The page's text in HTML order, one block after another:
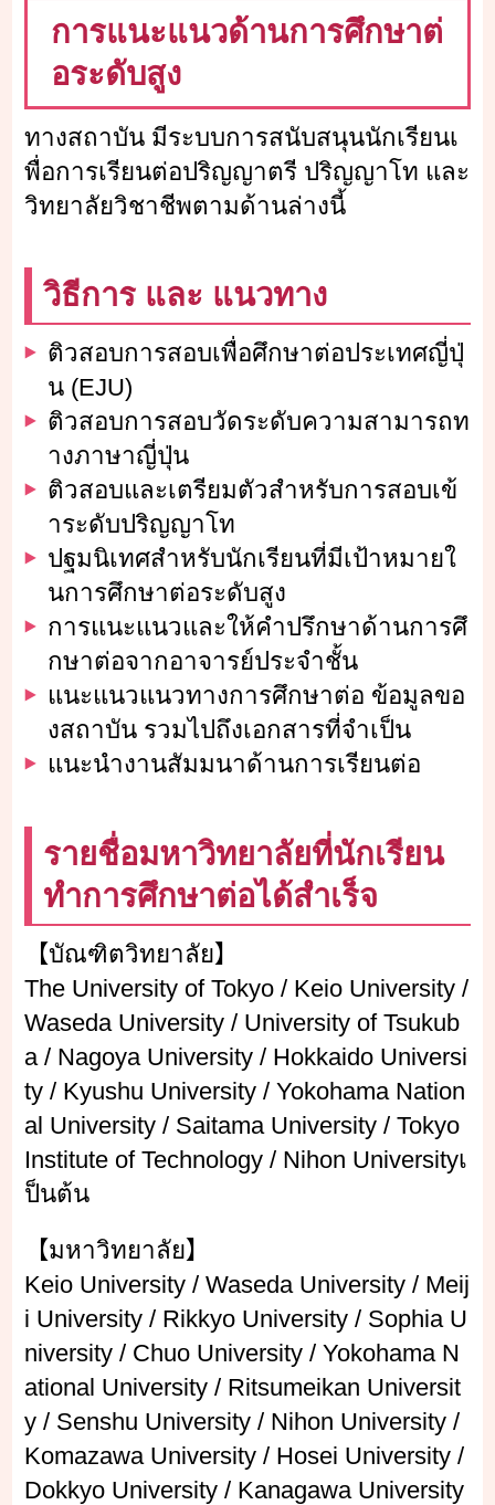
การแนะแนวด้านการศึกษาต่
อระดับสูง
ทางสถาบัน มีระบบการสนับสนุนนักเรียนเ
พื่อการเรียนต่อปริญญาตรี ปริญญาโท และ
วิทยาลัยวิชาชีพตามด้านล่างนี้
วิธีการ และ แนวทาง
ติวสอบการสอบเพื่อศึกษาต่อประเทศญี่ปุ่
น (EJU)
ติวสอบการสอบวัดระดับความสามารถท
างภาษาญี่ปุ่น
ติวสอบและเตรียมตัวสำหรับการสอบเข้
าระดับปริญญาโท
ปฐมนิเทศสำหรับนักเรียนที่มีเป้าหมายใ
นการศึกษาต่อระดับสูง
การแนะแนวและให้คำปรึกษาด้านการศึ
กษาต่อจากอาจารย์ประจำชั้น
แนะแนวแนวทางการศึกษาต่อ ข้อมูลขอ
งสถาบัน รวมไปถึงเอกสารที่จำเป็น
แนะนำงานสัมมนาด้านการเรียนต่อ
รายชื่อมหาวิทยาลัยที่นักเรียน
ทำการศึกษาต่อได้สำเร็จ
【บัณฑิตวิทยาลัย】
The University of Tokyo / Keio University /
Waseda University / University of Tsukub
a / Nagoya University / Hokkaido Universi
ty / Kyushu University / Yokohama Nation
al University / Saitama University / Tokyo
Institute of Technology / Nihon Universityเ
ป็นต้น
【มหาวิทยาลัย】
Keio University / Waseda University / Meij
i University / Rikkyo University / Sophia U
niversity / Chuo University / Yokohama N
ational University / Ritsumeikan Universit
y / Senshu University / Nihon University /
Komazawa University / Hosei University /
Dokkyo University / Kanagawa University